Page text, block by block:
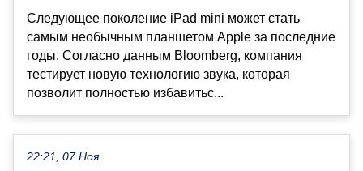
Следующее поколение iPad mini может стать
самым необычным планшетом Apple за последние
годы. Согласно данным Bloomberg, компания
тестирует новую технологию звука, которая
позволит полностью избавитьс...
22:21, 07 Ноя